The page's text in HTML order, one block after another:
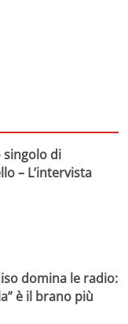
singolo di
– L’intervista
domina le radio:
è il brano più